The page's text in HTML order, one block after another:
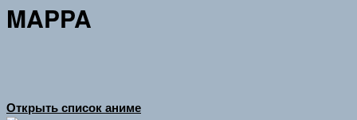
MAPPA
Открыть список аниме